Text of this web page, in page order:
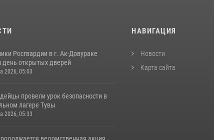
Росгвардии в г. Ак-Довураке
день открытых дверей
2026, 05:03
провели урок безопасности в
лагере Тувы
2026, 05:33
НАВИГАЦИЯ
Новости
Карта сайта